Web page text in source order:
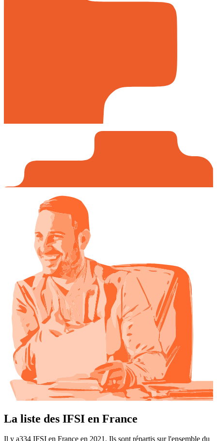
La liste des IFSI en France
Il y a334 IFSI en France en 2021. Ils sont répartis sur l'ensemble du